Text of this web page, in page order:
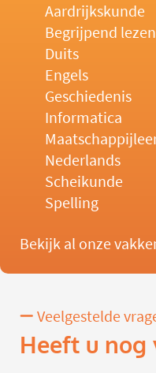
Aardrijkskunde
Begrijpend lezen
Duits
Engels
Geschiedenis
Informatica
Nederlands
Scheikunde
Spelling
Bekijk al onze
Veelgestelde
Heeft u nog